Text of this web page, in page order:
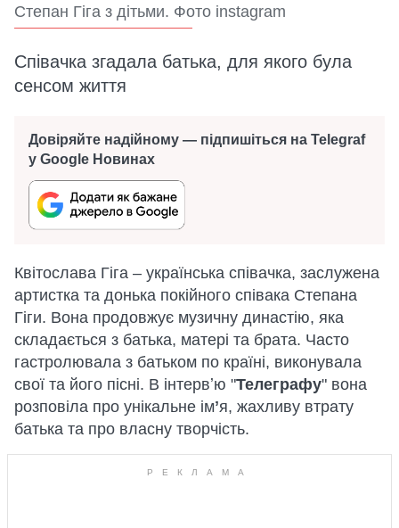
Степан Гіга з дітьми. Фото instagram
Співачка згадала батька, для якого була
сенсом життя
Довіряйте надійному — підпишіться на Telegraf
у Google Новинах
Квітослава Гіга – українська співачка, заслужена
артистка та донька покійного співака Степана
Гіги. Вона продовжує музичну династію, яка
складається з батька, матері та брата. Часто
гастролювала з батьком по країні, виконувала
свої та його пісні. В інтервʼю "Телеграфу" вона
розповіла про унікальне імʼя, жахливу втрату
батька та про власну творчість.